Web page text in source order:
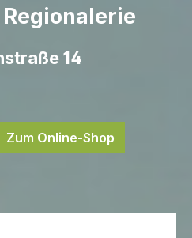
14
Zum Online-Shop